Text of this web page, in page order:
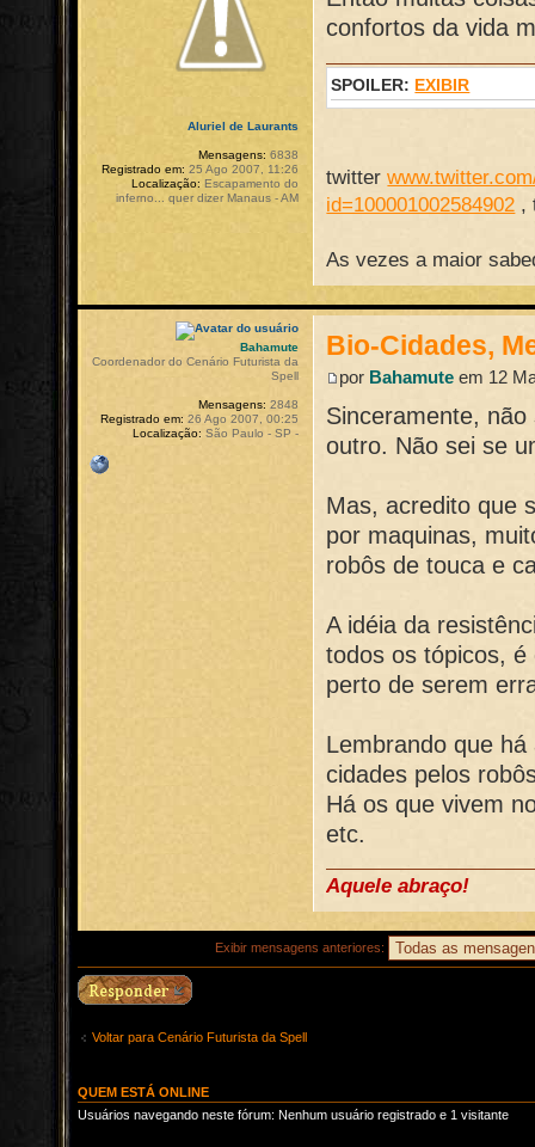
confortos da vida
SPOILER: EXIBIR
twitter
id=100001002584902 ,
As vezes a maior
Aluriel de Laurants
Mensagens: 6838
Registrado em: 25 Ago 2007, 11:26
Localização: Escapamento do
inferno... quer dizer Manaus - AM
Bio-Cidades,
por Bahamute em 12
Sinceramente,
outro. Não sei se
Mas, acredito que
por maquinas,
robôs de touca e
A idéia da
todos os tópicos,
perto de serem
Lembrando que
cidades pelos
Há os que vivem
etc.
Aquele abraço!
Bahamute
Coordenador do Cenário Futurista da
Spell
Mensagens: 2848
Registrado em: 26 Ago 2007, 00:25
Localização: São Paulo - SP -
Exibir mensagens anteriores:
Voltar para Cenário Futurista da Spell
QUEM ESTÁ ONLINE
Usuários navegando neste fórum: Nenhum usuário registrado e 1 visitante